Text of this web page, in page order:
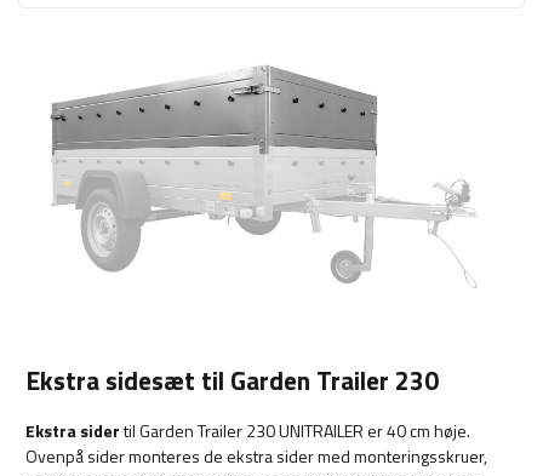
Ekstra sidesæt til Garden Trailer 230
Ekstra sidertil Garden Trailer 230 UNITRAILER er 40 cm høje.
Ovenpå sider monteres de ekstra sider med monteringsskruer,